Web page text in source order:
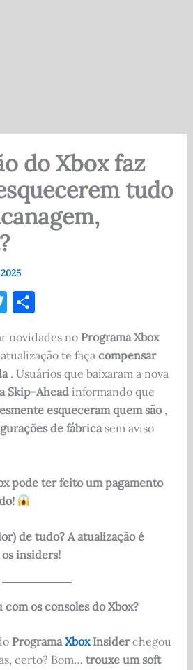
do Xbox faz
tudo
T
it
te
r
S
ar
e
novidades no Programa Xbox
te faça compensar
. Usuários que baixaram a nova
Skip-Aheadinformando que
esqueceram quem são,
de fábricasem aviso
pode ter feito um pagamento
de tudo? A atualização é
os insiders!
os consoles do Xbox?
ProgramaXboxInsiderchegou
certo? Bom… trouxe um soft